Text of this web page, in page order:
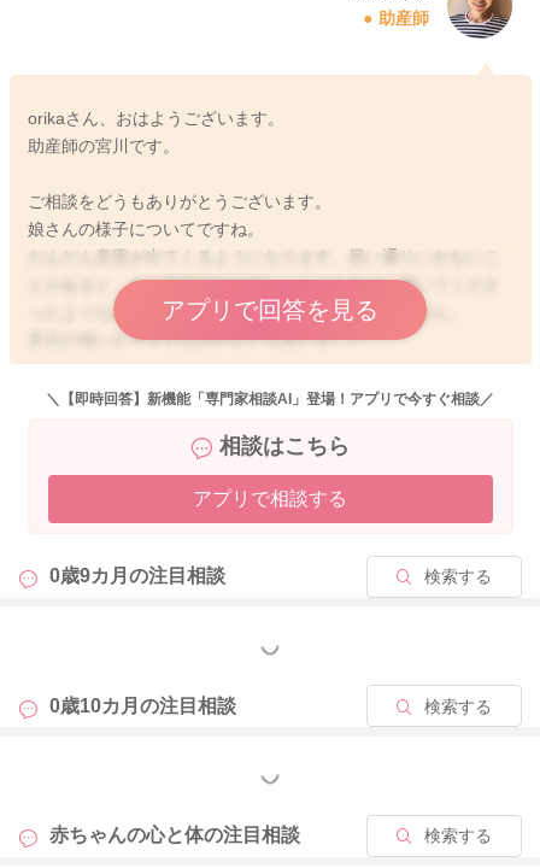
助産師
orikaさん、おはようございます。
助産師の宮川です。
ご相談をどうもありがとうございます。
娘さんの様子についてですね。
だんだん意思が出てくるようになります。思い通りいかないこ
とがあると、まだ表現方法が乏しいこともあり、買いてくださ
ったような表現になってしまうことは少なくありません。
意志の強いお子さんなのかなとも思いました。
なかなか大変だとは思うのですが、引き続き声をかけてもらい
おすわりがまだじぶんからできないようでしたら、あえておす
わりをご飯やお膝の上で遊ぶ以外にさせてあげる必要はないか
要になります。そのためにも先回りをしてしまうのは控えられ
るといいと思いますよ。
どうぞよろしくおねがいします。
アプリで回答を見る
＼【即時回答】新機能「専門家相談AI」登場！アプリで今すぐ相談／
相談はこちら
アプリで相談する
0歳9カ月の注目相談 検索する
もっと見る
0歳10カ月の注目相談 検索する
もっと見る
赤ちゃんの心と体の注目相談 検索する